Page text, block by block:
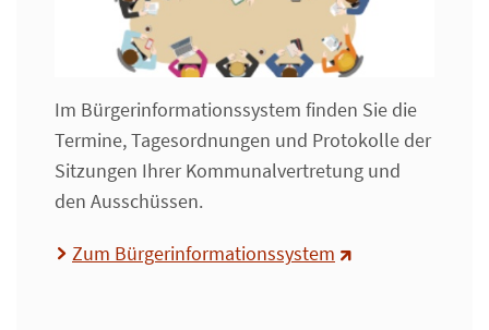
Im Bürgerinformationssystem finden Sie die
Termine, Tagesordnungen und Protokolle der
Sitzungen Ihrer Kommunalvertretung und
den Ausschüssen.
Zum Bürgerinformationssystem